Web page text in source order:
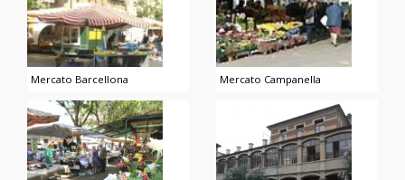
Mercato Barcellona Mercato Campanella